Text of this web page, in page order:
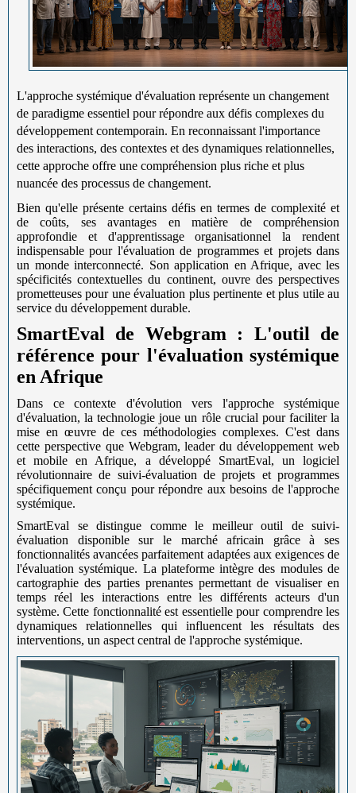
L'approche systémique d'évaluation représente un changement
de paradigme essentiel pour répondre aux défis complexes du
développement contemporain. En reconnaissant l'importance
des interactions, des contextes et des dynamiques relationnelles,
cette approche offre une compréhension plus riche et plus
nuancée des processus de changement.
Bien qu'elle présente certains défis en termes de complexité et
de coûts, ses avantages en matière de compréhension
approfondie et d'apprentissage organisationnel la rendent
indispensable pour l'évaluation de programmes et projets dans
un monde interconnecté. Son application en Afrique, avec les
spécificités contextuelles du continent, ouvre des perspectives
prometteuses pour une évaluation plus pertinente et plus utile au
service du développement durable.
SmartEval de Webgram : L'outil de
référence pour l'évaluation systémique
en Afrique
Dans ce contexte d'évolution vers l'approche systémique
d'évaluation, la technologie joue un rôle crucial pour faciliter la
mise en œuvre de ces méthodologies complexes. C'est dans
cette perspective que Webgram, leader du développement web
et mobile en Afrique, a développé SmartEval, un logiciel
révolutionnaire de suivi-évaluation de projets et programmes
spécifiquement conçu pour répondre aux besoins de l'approche
systémique.
SmartEval se distingue comme le meilleur outil de suivi-
évaluation disponible sur le marché africain grâce à ses
fonctionnalités avancées parfaitement adaptées aux exigences de
l'évaluation systémique. La plateforme intègre des modules de
cartographie des parties prenantes permettant de visualiser en
temps réel les interactions entre les différents acteurs d'un
système. Cette fonctionnalité est essentielle pour comprendre les
dynamiques relationnelles qui influencent les résultats des
interventions, un aspect central de l'approche systémique.